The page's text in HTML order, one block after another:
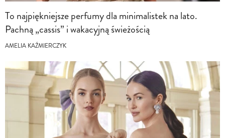
To najpiękniejsze perfumy dla minimalistek na lato.
Pachną „cassis” i wakacyjną świeżością
AMELIA KAŹMIERCZYK